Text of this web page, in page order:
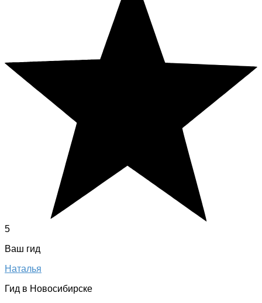
5
Ваш гид
Наталья
Гид в Новосибирске